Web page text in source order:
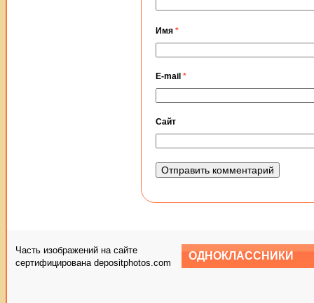
Имя *
E-mail *
Сайт
Часть изображений на сайте
сертифицирована depositphotos.com
ОДНОКЛАССНИКИ